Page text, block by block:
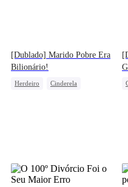
[Dublado] Marido Pobre Era
Bilionário!
Herdeiro
Cinderela